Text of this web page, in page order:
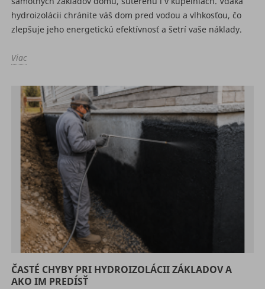
hydroizolácii chránite váš dom pred vodou a vlhkosťou, čo
zlepšuje jeho energetickú efektívnosť a šetrí vaše náklady.
Viac
ČASTÉ CHYBY PRI HYDROIZOLÁCII ZÁKLADOV A
AKO IM PREDÍSŤ